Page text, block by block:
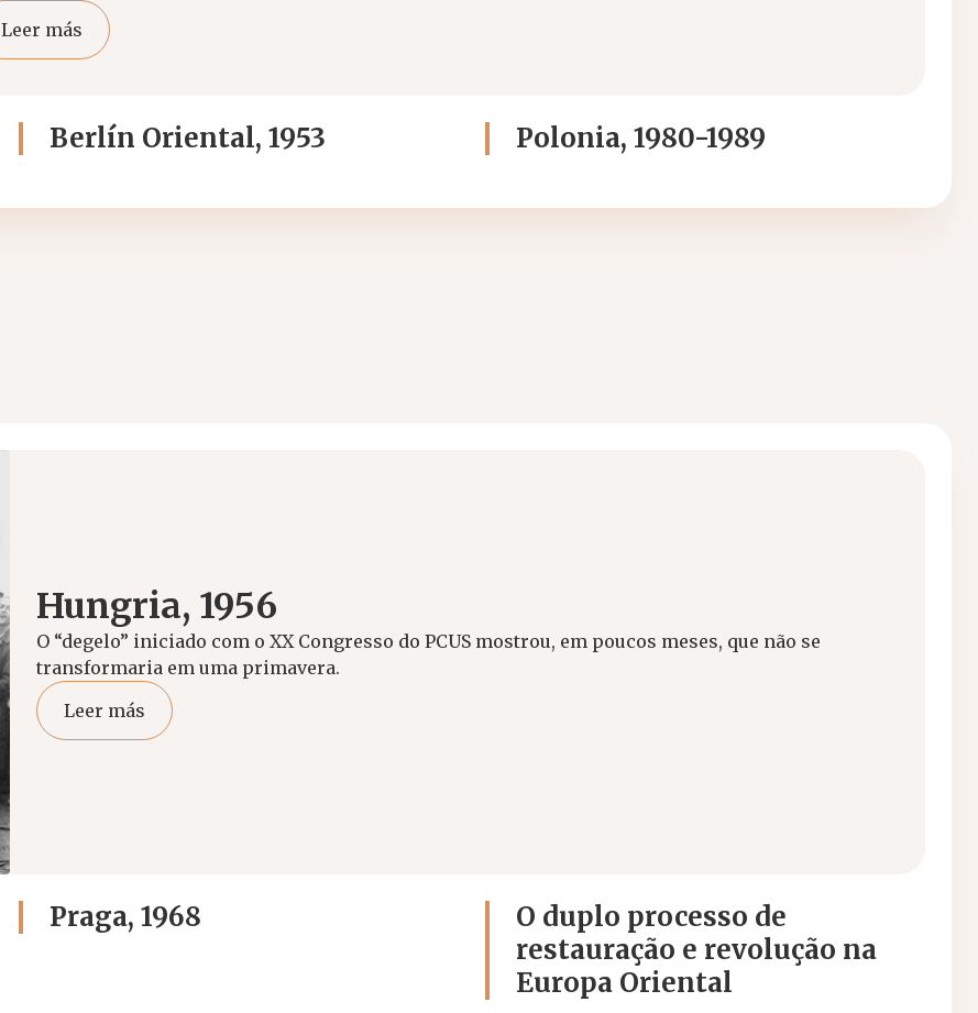
Leer más
Berlín Oriental, 1953 Polonia, 1980-1989
Hungria, 1956
O “degelo” iniciado com o XX Congresso do PCUS mostrou, em poucos meses, que não se
transformaria em uma primavera.
Leer más
Praga, 1968
O duplo processo de
restauração e revolução na
Europa Oriental